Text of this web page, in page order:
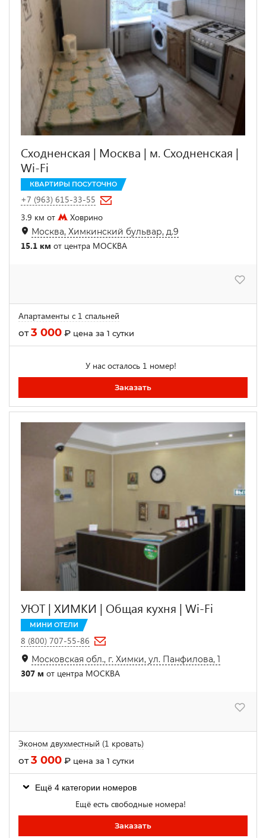
Сходненская | Москва | м. Сходненская |
Wi-Fi
КВАРТИРЫ ПОСУТОЧНО
+7 (963) 615-33-55
3.9 км от
Ховрино
Москва, Химкинский бульвар, д.9
15.1 км от центра МОСКВА
Апартаменты с 1 спальней
от3 000 ₽ цена за 1 сутки
У нас осталось 1 номер!
Заказать
УЮТ | ХИМКИ | Общая кухня | Wi-Fi
МИНИ ОТЕЛИ
8 (800) 707-55-86
Московская обл., г. Химки, ул. Панфилова, 1
307 м от центра МОСКВА
Эконом двухместный (1 кровать)
от3 000 ₽ цена за 1 сутки
Ещё 4 категории номеров
Ещё есть свободные номера!
Заказать